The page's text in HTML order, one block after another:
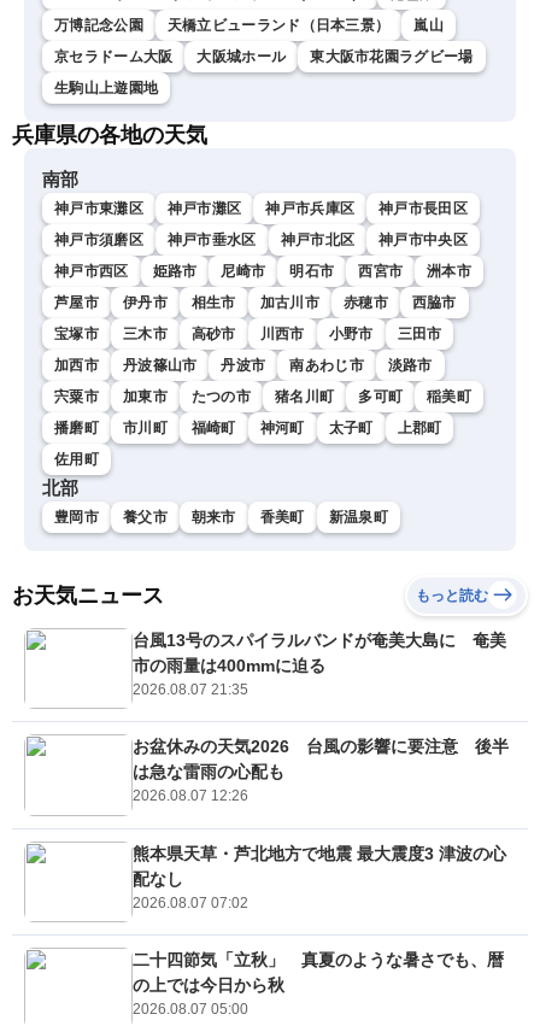
万博記念公園
天橋立ビューランド（日本三景）
嵐山
京セラドーム大阪
大阪城ホール
東大阪市花園ラグビー場
生駒山上遊園地
兵庫県の各地の天気
南部
神戸市東灘区 神戸市灘区 神戸市兵庫区
神戸市長田区
神戸市須磨区
神戸市垂水区 神戸市北区
神戸市中央区
神戸市西区
姫路市 尼崎市 明石市 西宮市
洲本市
芦屋市
伊丹市 相生市 加古川市 赤穂市
西脇市
宝塚市
三木市 高砂市 川西市 小野市
三田市
加西市
丹波篠山市 丹波市 南あわじ市
淡路市
宍粟市
加東市 たつの市 猪名川町 多可町
稲美町
播磨町
市川町 福崎町 神河町 太子町
上郡町
佐用町
北部
豊岡市 養父市 朝来市 香美町 新温泉町
お天気ニュース もっと読む
台風13号のスパイラルバンドが奄美大島に 奄美
市の雨量は400mmに迫る
2026.08.07 21:35
お盆休みの天気2026 台風の影響に要注意 後半
は急な雷雨の心配も
2026.08.07 12:26
熊本県天草・芦北地方で地震 最大震度3 津波の心
配なし
2026.08.07 07:02
二十四節気「立秋」 真夏のような暑さでも、暦
の上では今日から秋
2026.08.07 05:00